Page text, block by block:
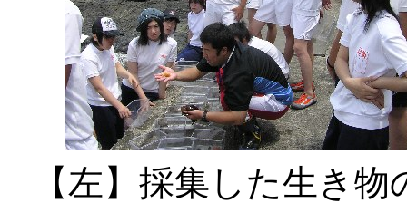
【左】採集した生き